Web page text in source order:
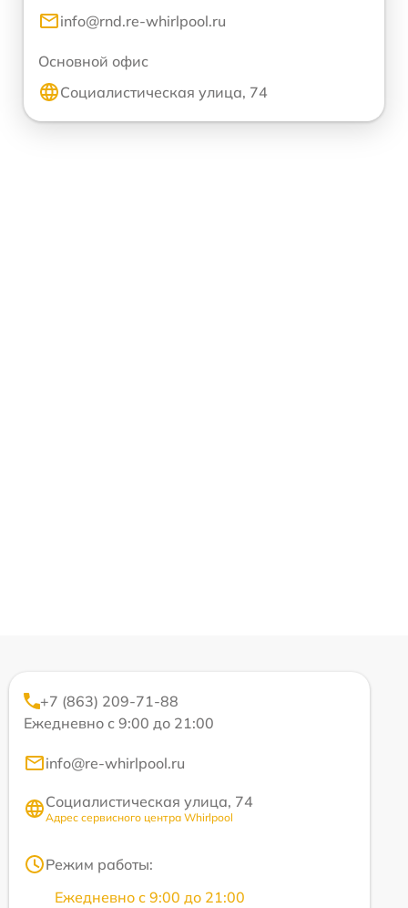
info@rnd.re-whirlpool.ru
Основной офис
Социалистическая улица, 74
+7 (863) 209-71-88
Ежедневно с 9:00 до 21:00
info@re-whirlpool.ru
Социалистическая улица, 74
Адрес сервисного центра Whirlpool
Режим работы:
Ежедневно с 9:00 до 21:00